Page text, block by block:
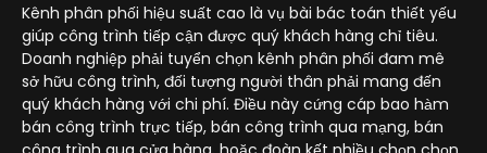
Kênh phân phối hiệu suất cao là vụ bài bác toán thiết yếu
giúp công trình tiếp cận được quý khách hàng chỉ tiêu.
Doanh nghiệp phải tuyển chọn kênh phân phối đam mê
sở hữu công trình, đối tượng người thân phải mang đến
quý khách hàng với chi phí. Điều này cứng cáp bao hàm
bán công trình trực tiếp, bán công trình qua mạng, bán